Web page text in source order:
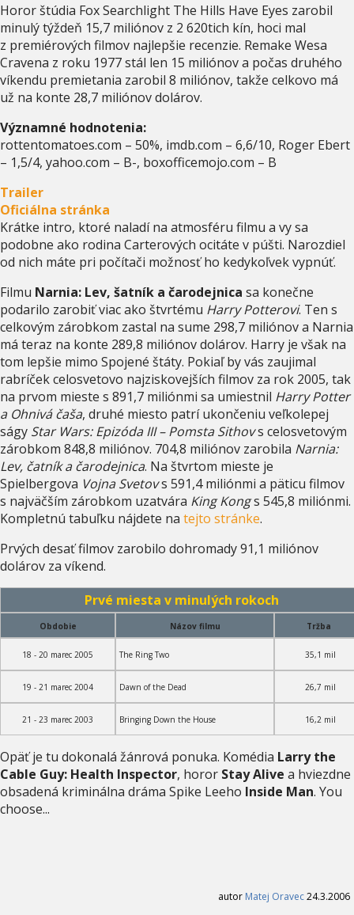
Horor štúdia Fox Searchlight The Hills Have Eyes zarobil
minulý týždeň 15,7 miliónov z 2 620tich kín, hoci mal
z premiérových filmov najlepšie recenzie. Remake Wesa
Cravena z roku 1977 stál len 15 miliónov a počas druhého
víkendu premietania zarobil 8 miliónov, takže celkovo má
už na konte 28,7 miliónov dolárov.
Významné hodnotenia:
rottentomatoes.com – 50%, imdb.com – 6,6/10, Roger Ebert
– 1,5/4, yahoo.com – B-, boxofficemojo.com – B
Trailer
Oficiálna stránka
Krátke intro, ktoré naladí na atmosféru filmu a vy sa
podobne ako rodina Carterových ocitáte v púšti. Narozdiel
od nich máte pri počítači možnosť ho kedykoľvek vypnúť.
Filmu Narnia: Lev, šatník a čarodejnica sa konečne
podarilo zarobiť viac ako štvrtému Harry Potterovi. Ten s
celkovým zárobkom zastal na sume 298,7 miliónov a Narnia
má teraz na konte 289,8 miliónov dolárov. Harry je však na
tom lepšie mimo Spojené štáty. Pokiaľ by vás zaujimal
rabríček celosvetovo najziskovejších filmov za rok 2005, tak
na prvom mieste s 891,7 miliónmi sa umiestnil Harry Potter
a Ohnivá čaša, druhé miesto patrí ukončeniu veľkolepej
ságy Star Wars: Epizóda III – Pomsta Sithovs celosvetovým
zárobkom 848,8 miliónov. 704,8 miliónov zarobila Narnia:
Lev, čatník a čarodejnica. Na štvrtom mieste je
Spielbergova Vojna Svetovs 591,4 miliónmi a päticu filmov
s najväčším zárobkom uzatvára King Kongs 545,8 miliónmi.
Kompletnú tabuľku nájdete na tejto stránke.
Prvých desať filmov zarobilo dohromady 91,1 miliónov
dolárov za víkend.
Prvé miesta v minulých rokoch
Obdobie Názov filmu Tržba
18 - 20 marec 2005 The Ring Two 35,1 mil
19 - 21 marec 2004 Dawn of the Dead 26,7 mil
21 - 23 marec 2003 Bringing Down the House 16,2 mil
Opäť je tu dokonalá žánrová ponuka. Komédia Larry the
Cable Guy: Health Inspector, horor Stay Alive a hviezdne
obsadená kriminálna dráma Spike Leeho Inside Man. You
choose...
autor Matej Oravec24.3.2006